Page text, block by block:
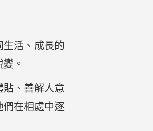
生活、成長的
。
、善解人意
在相處中逐